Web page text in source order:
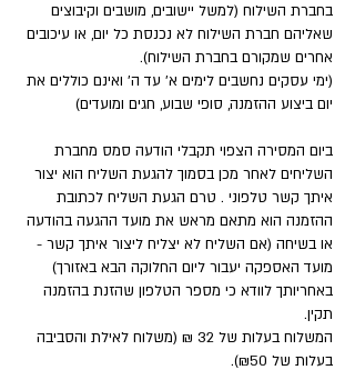
בחברת השילוח (למשל יישובים, מושבים וקיבוצים
שאליהם חברת השילוח לא נכנסת כל יום, או עיכובים
אחרים שמקורם בחברת השילוח).
(ימי עסקים נחשבים לימים א' עד ה' ואינם כוללים את
יום ביצוע ההזמנה, סופי שבוע, חגים ומועדים)
ביום המסירה הצפוי תקבלי הודעה סמס מחברת
השליחים לאחר מכן בסמוך להגעת השליח הוא יצור
איתך קשר טלפוני . טרם הגעת השליח לכתובת
ההזמנה הוא מתאם מראש את מועד ההגעה בהודעה
או בשיחה (אם השליח לא יצליח ליצור איתך קשר -
מועד האספקה יעבור ליום החלוקה הבא באזורך)
באחריותך לוודא כי מספר הטלפון שהזנת בהזמנה
תקין.
המשלוח בעלות של 32 ₪ (משלוח לאילת והסביבה
בעלות של ₪50).